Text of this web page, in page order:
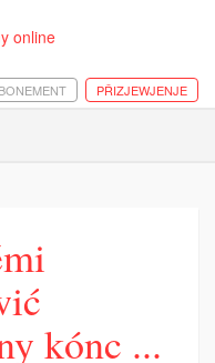
PŘIZJEWJENJE
kónc ...